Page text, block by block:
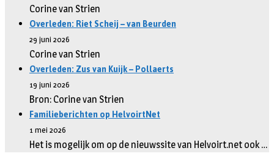
Corine van Strien
Overleden: Riet Scheij – van Beurden
29 juni 2026
Corine van Strien
Overleden: Zus van Kuijk – Pollaerts
19 juni 2026
Bron: Corine van Strien
Familieberichten op HelvoirtNet
1 mei 2026
Het is mogelijk om op de nieuwssite van Helvoirt.net ook …